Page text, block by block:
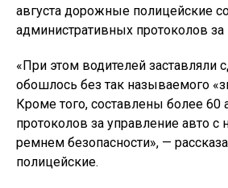
августа дорожные полицейские
административных протоколов за
«При этом водителей заставляли
обошлось без так называемого
Кроме того, составлены более 60
протоколов за управление авто с
ремнем безопасности», —
полицейские.